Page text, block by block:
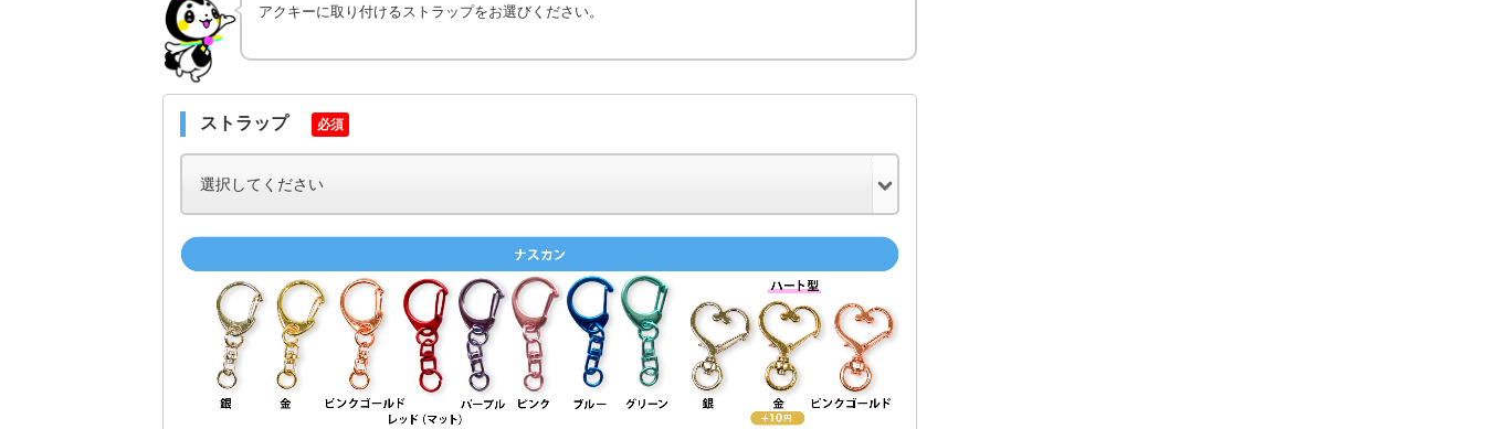
アクキーに取り付けるストラップをお選びください。
ストラップ 必須